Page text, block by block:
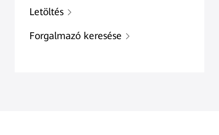
Letöltés
Forgalmazó keresése